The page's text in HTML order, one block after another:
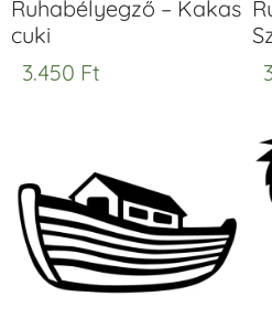
Ruhabélyegző – Kakas
cuki
3.450 Ft